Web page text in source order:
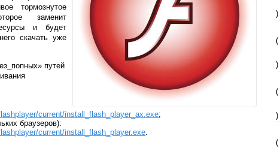
тормознутое
заменит
и будет
скачать уже
путей
current/install_flash_player_ax.exe;
браузеров):
current/install_flash_player.exe.
)
(
)
(
)
(